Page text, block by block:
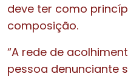
deve ter como
composição.
“A rede de
pessoa denunciante